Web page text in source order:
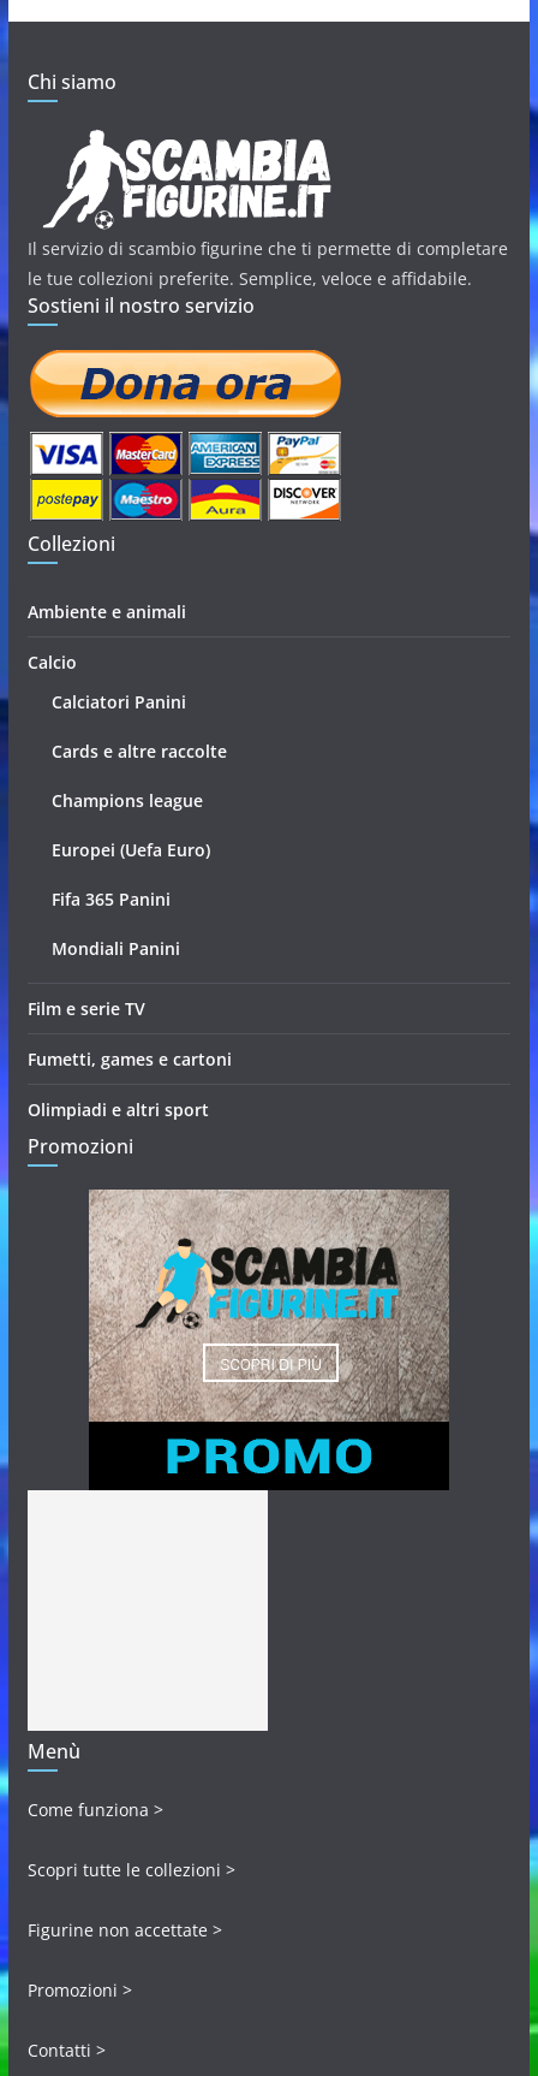
Chi siamo
Il servizio di scambio figurine che ti permette di completare
le tue collezioni preferite. Semplice, veloce e affidabile.
Sostieni il nostro servizio
Collezioni
Ambiente e animali
Calcio
Calciatori Panini
Cards e altre raccolte
Champions league
Europei (Uefa Euro)
Fifa 365 Panini
Mondiali Panini
Film e serie TV
Fumetti, games e cartoni
Olimpiadi e altri sport
Promozioni
Menù
Come funziona >
Scopri tutte le collezioni >
Figurine non accettate >
Promozioni >
Contatti >